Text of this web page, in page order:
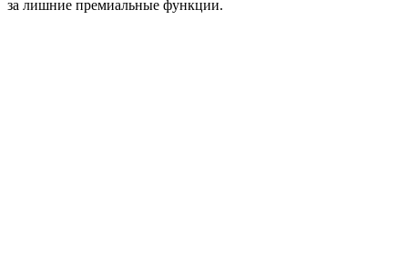
за лишние премиальные функции.